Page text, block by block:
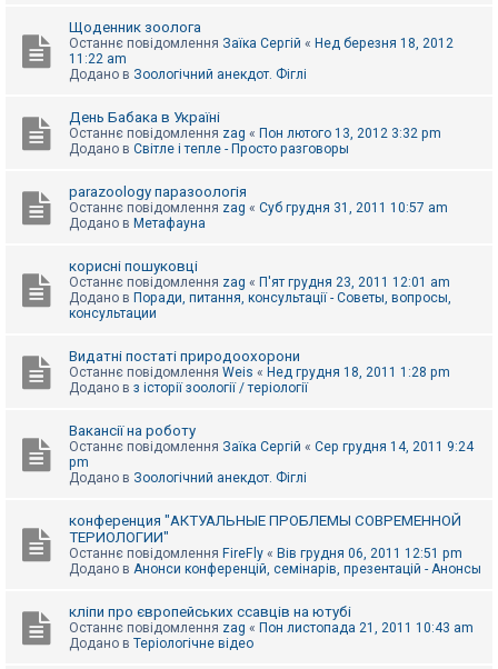
Щоденник зоолога
Останнє повідомлення Заїка Сергій « Нед березня 18, 2012
11:22 am
Додано в Зоологічний анекдот. Фіглі
День Бабака в Україні
Останнє повідомлення zag « Пон лютого 13, 2012 3:32 pm
Додано в Світле і тепле - Просто разговоры
parazoology паразоологія
Останнє повідомлення zag « Суб грудня 31, 2011 10:57 am
Додано в Метафауна
корисні пошуковці
Останнє повідомлення zag « П'ят грудня 23, 2011 12:01 am
Додано в Поради, питання, консультації - Советы, вопросы,
консультации
Видатні постаті природоохорони
Останнє повідомлення Weis « Нед грудня 18, 2011 1:28 pm
Додано в з історії зоології / теріології
Вакансії на роботу
Останнє повідомлення Заїка Сергій « Сер грудня 14, 2011 9:24
pm
Додано в Зоологічний анекдот. Фіглі
конференция "АКТУАЛЬНЫЕ ПРОБЛЕМЫ СОВРЕМЕННОЙ
ТЕРИОЛОГИИ"
Останнє повідомлення FireFly « Вів грудня 06, 2011 12:51 pm
Додано в Анонси конференцій, семінарів, презентацій - Анонсы
кліпи про європейських ссавців на ютубі
Останнє повідомлення zag « Пон листопада 21, 2011 10:43 am
Додано в Теріологічне відео